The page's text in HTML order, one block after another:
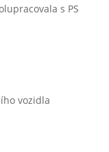
s PS
vozidla